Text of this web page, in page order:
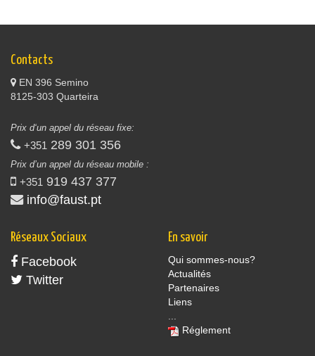
Contacts
EN 396 Semino
8125-303 Quarteira
Prix d‘un appel du réseau fixe:
+351 289 301 356
Prix d’un appel du réseau mobile :
+351 919 437 377
info@faust.pt
Réseaux Sociaux
Facebook
Twitter
En savoir
Qui sommes-nous?
Actualités
Partenaires
Liens
...
Réglement